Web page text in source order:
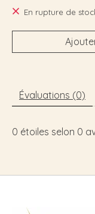
En rupture de
Évaluations (0)
0 étoiles selon 0